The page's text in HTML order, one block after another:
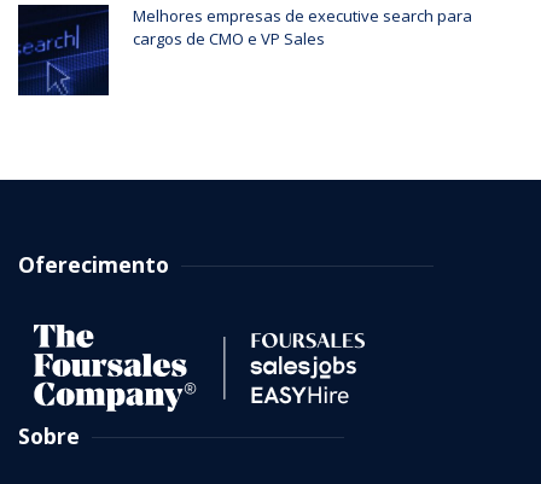
Melhores empresas de executive search para
cargos de CMO e VP Sales
Oferecimento
Sobre